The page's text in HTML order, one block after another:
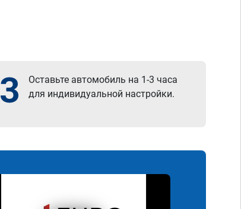
3
Оставьте автомобиль на 1-3 часа
для индивидуальной настройки.